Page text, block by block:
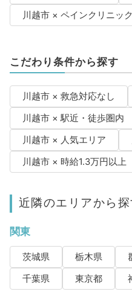
川越市 × ペインクリニック
こだわり条件から探す
川越市 × 救急対応なし
川越市 × 駅近・徒歩圏内
川越市 × 人気エリア
川越市 × 時給1.3万円以上
近隣のエリアから探
関東
茨城県 栃木県
千葉県
東京都